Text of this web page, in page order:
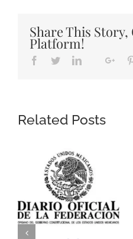
Share This Story,
Platform!
Facebook
TwitterLinkedIn
Related Posts